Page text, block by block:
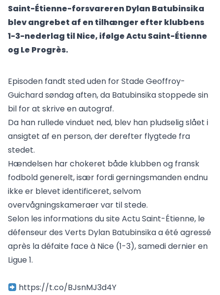
Saint-Étienne-forsvareren Dylan Batubinsika
blev angrebet af en tilhænger efter klubbens
1-3-nederlag til Nice, ifølge Actu Saint-Étienne
og Le Progrès.
Episoden fandt sted uden for Stade Geoffroy-
Guichard søndag aften, da Batubinsika stoppede sin
bil for at skrive en autograf.
Da han rullede vinduet ned, blev han pludselig slået i
ansigtet af en person, der derefter flygtede fra
stedet.
Hændelsen har chokeret både klubben og fransk
fodbold generelt, især fordi gerningsmanden endnu
ikke er blevet identificeret, selvom
overvågningskameraer var til stede.
Selon les informations du site Actu Saint-Étienne, le
défenseur des Verts Dylan Batubinsika a été agressé
après la défaite face à Nice (1-3), samedi dernier en
Ligue 1.
https://t.co/BJsnMJ3d4Y